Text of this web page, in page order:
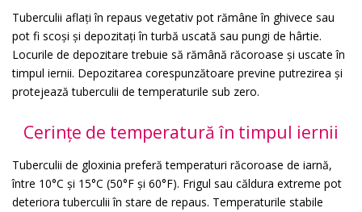
Tuberculii aflați în repaus vegetativ pot rămâne în ghivece sau
pot fi scoși și depozitați în turbă uscată sau pungi de hârtie.
Locurile de depozitare trebuie să rămână răcoroase și uscate în
timpul iernii. Depozitarea corespunzătoare previne putrezirea și
protejează tuberculii de temperaturile sub zero.
Cerințe de temperatură în timpul iernii
Tuberculii de gloxinia preferă temperaturi răcoroase de iarnă,
între 10°C și 15°C (50°F și 60°F). Frigul sau căldura extreme pot
deteriora tuberculii în stare de repaus. Temperaturile stabile